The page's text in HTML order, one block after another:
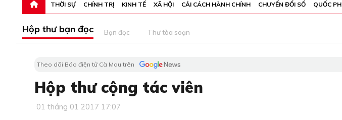
THỜI SỰ CHÍNH TRỊ KINH TẾ XÃ HỘI CẢI CÁCH HÀNH CHÍNH CHUYỂN ĐỔI SỐ QUỐC
Hộp thư bạn đọc Bạn đọc Thư tòa soạn
Theo dõi Báo điện tử Cà Mau trên
Hộp thư cộng tác viên
01 tháng 01 2017 17:07